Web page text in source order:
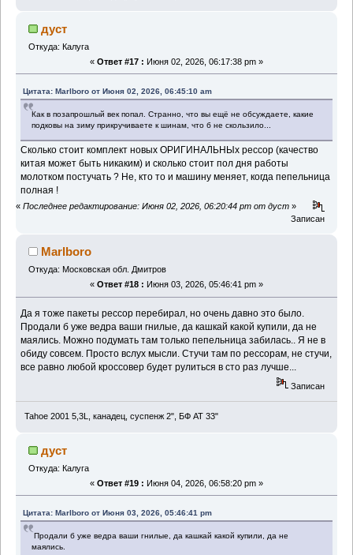
дуст
Откуда: Калуга
« Ответ #17 : Июня 02, 2026, 06:17:38 pm »
Цитата: Marlboro от Июня 02, 2026, 06:45:10 am
Как в позапрошлый век попал. Странно, что вы ещё не обсуждаете, какие
подковы на зиму прикручиваете к шинам, что б не скользило...
Сколько стоит комплект новых ОРИГИНАЛЬНЫх рессор (качество
китая может быть никаким) и сколько стоит пол дня работы
молотком постучать ? Не, кто то и машину меняет, когда пепельница
полная !
« Последнее редактирование: Июня 02, 2026, 06:20:44 pm от дуст »
Записан
Marlboro
Откуда: Московская обл. Дмитров
« Ответ #18 : Июня 03, 2026, 05:46:41 pm »
Да я тоже пакеты рессор перебирал, но очень давно это было.
Продали б уже ведра ваши гнилые, да кашкай какой купили, да не
маялись. Можно подумать там только пепельница забилась.. Я не в
обиду совсем. Просто вслух мысли. Стучи там по рессорам, не стучи,
все равно любой кроссовер будет рулиться в сто раз лучше...
Записан
Tahoe 2001 5,3L, канадец, суспенж 2", БФ АТ 33"
дуст
Откуда: Калуга
« Ответ #19 : Июня 04, 2026, 06:58:20 pm »
Цитата: Marlboro от Июня 03, 2026, 05:46:41 pm
Продали б уже ведра ваши гнилые, да кашкай какой купили, да не
маялись.